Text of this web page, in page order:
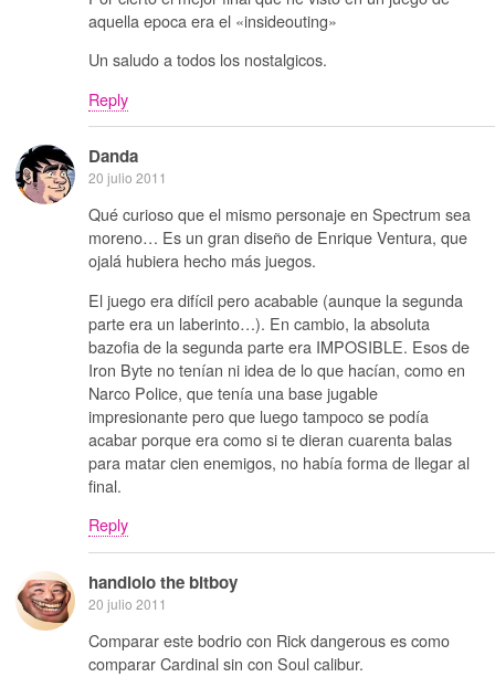
aquella epoca era el «insideouting»
Un saludo a todos los nostalgicos.
Reply
Danda
20 julio 2011
Qué curioso que el mismo personaje en Spectrum sea
moreno… Es un gran diseño de Enrique Ventura, que
ojalá hubiera hecho más juegos.
El juego era difícil pero acabable (aunque la segunda
parte era un laberinto…). En cambio, la absoluta
bazofia de la segunda parte era IMPOSIBLE. Esos de
Iron Byte no tenían ni idea de lo que hacían, como en
Narco Police, que tenía una base jugable
impresionante pero que luego tampoco se podía
acabar porque era como si te dieran cuarenta balas
para matar cien enemigos, no había forma de llegar al
final.
Reply
handlolo the bitboy
20 julio 2011
Comparar este bodrio con Rick dangerous es como
comparar Cardinal sin con Soul calibur.